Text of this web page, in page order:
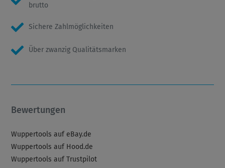
brutto
Sichere Zahlmöglichkeiten
Über zwanzig Qualitätsmarken
Bewertungen
Wuppertools auf eBay.de
Wuppertools auf Hood.de
Wuppertools auf Trustpilot